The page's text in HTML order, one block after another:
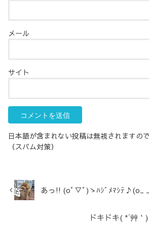
メール
サイト
日本語が含まれない投稿は無視されますの
（スパム対策）
あっ!! (oﾟ▽ﾟ)ゝﾊｼﾞﾒﾏｼﾃ♪(o_
ドキドキ( *´艸